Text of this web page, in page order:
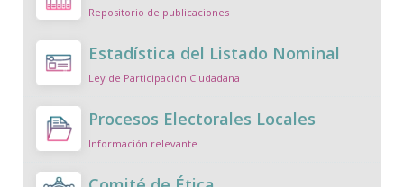
Repositorio de publicaciones
Estadística del Listado Nominal
Ley de Participación Ciudadana
Procesos Electorales Locales
Información relevante